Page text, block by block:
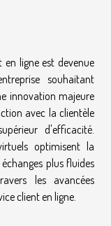
ligne est devenue
souhaitant
innovation majeure
avec la clientèle
d'efficacité.
optimisent la
plus fluides
les avancées
client en ligne.